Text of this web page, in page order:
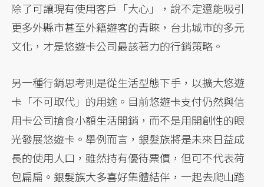
除了可讓現有使用客戶「大心」，說不定還能吸引
更多外縣市甚至外籍遊客的青睞，台北城市的多元
文化，才是悠遊卡公司最該著力的行銷策略。
另一種行銷思考則是從生活型態下手，以擴大悠遊
卡「不可取代」的用途。目前悠遊卡支付仍然與信
用卡公司搶食小額生活開銷，而不是用開創性的眼
光發展悠遊卡。舉例而言，銀髮族將是未來日益成
長的使用人口，雖然持有優待票價，但可不代表荷
包扁扁。銀髮族大多喜好集體結伴，一起去爬山踏